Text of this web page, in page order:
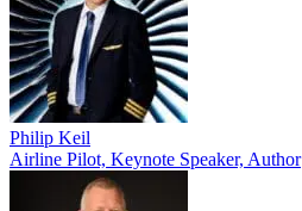
Philip Keil
Airline Pilot, Keynote Speaker, Author